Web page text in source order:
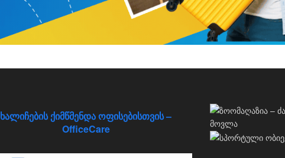
ხალიჩების ქიმწმენდა ოფისებისთვის –
OfficeCare